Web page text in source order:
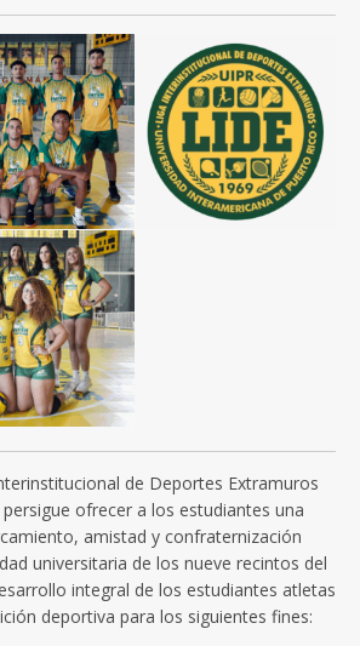
de Deportes Extramuros
ofrecer a los estudiantes una
amistad y confraternización
universitaria de los nueve recintos del
integral de los estudiantes atletas
deportiva para los siguientes fines: